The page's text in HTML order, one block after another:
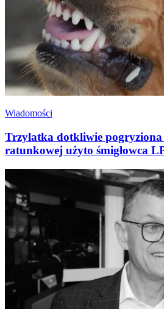
Wiadomości
Trzylatka dotkliwie pogryziona
ratunkowej użyto śmigłowca